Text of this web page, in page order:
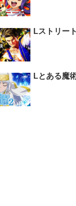
Lストリー
Lとある魔